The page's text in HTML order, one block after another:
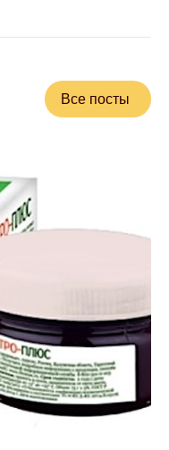
Все посты